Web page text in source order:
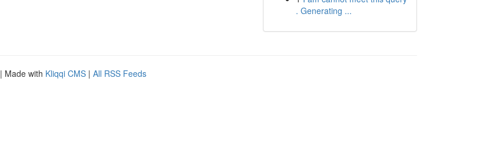
. Generating ...
| Made with Kliqqi CMS | All RSS Feeds